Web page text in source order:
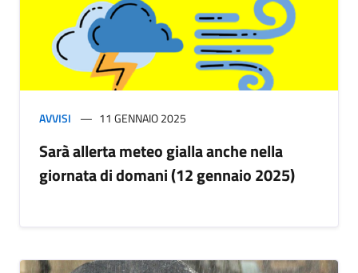
AVVISI 11 GENNAIO 2025
Sarà allerta meteo gialla anche nella
giornata di domani (12 gennaio 2025)